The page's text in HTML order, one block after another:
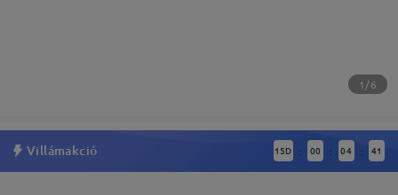
1/6
Villámakció 15D : 00 : 04 : 40